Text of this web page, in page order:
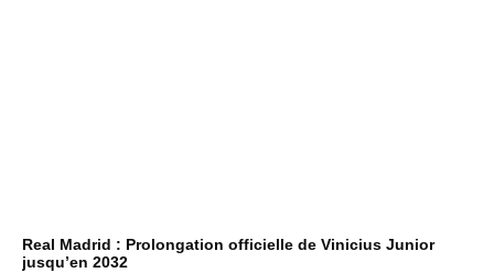
Real Madrid : Prolongation officielle de Vinicius Junior
jusqu’en 2032